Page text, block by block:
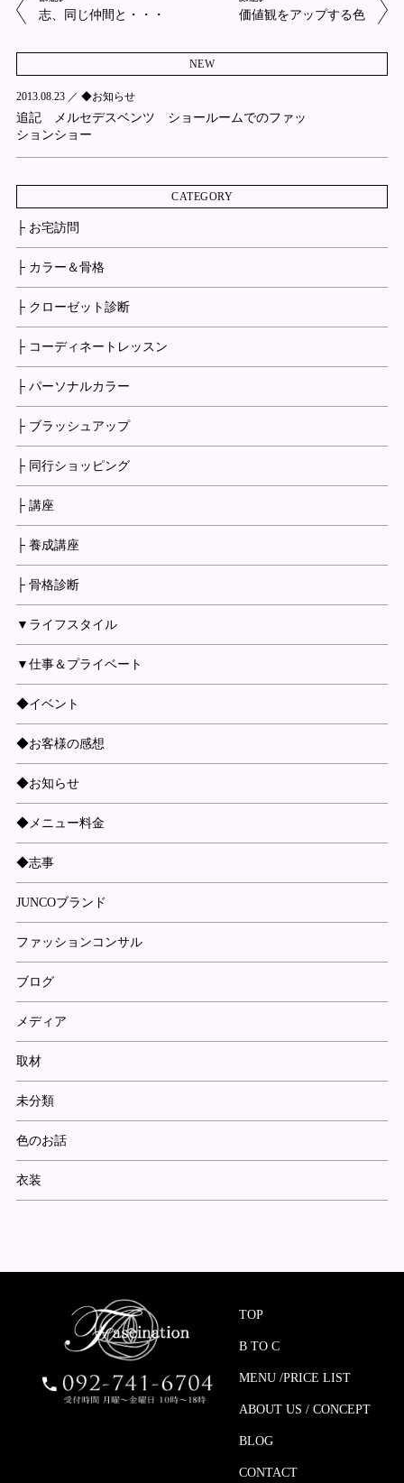
志、同じ仲間と・・・ 価値観をアップする色
NEW
2013.08.23 ／ ◆お知らせ
追記 メルセデスベンツ ショールームでのファッ
ションショー
CATEGORY
├ お宅訪問
├ カラー＆骨格
├ クローゼット診断
├ コーディネートレッスン
├ パーソナルカラー
├ ブラッシュアップ
├ 同行ショッピング
├ 講座
├ 養成講座
├ 骨格診断
▼ライフスタイル
▼仕事＆プライベート
◆イベント
◆お客様の感想
◆お知らせ
◆メニュー料金
◆志事
JUNCOブランド
ファッションコンサル
ブログ
メディア
取材
未分類
色のお話
衣装
TOP
B TO C
MENU /PRICE LIST
ABOUT US / CONCEPT
BLOG
CONTACT